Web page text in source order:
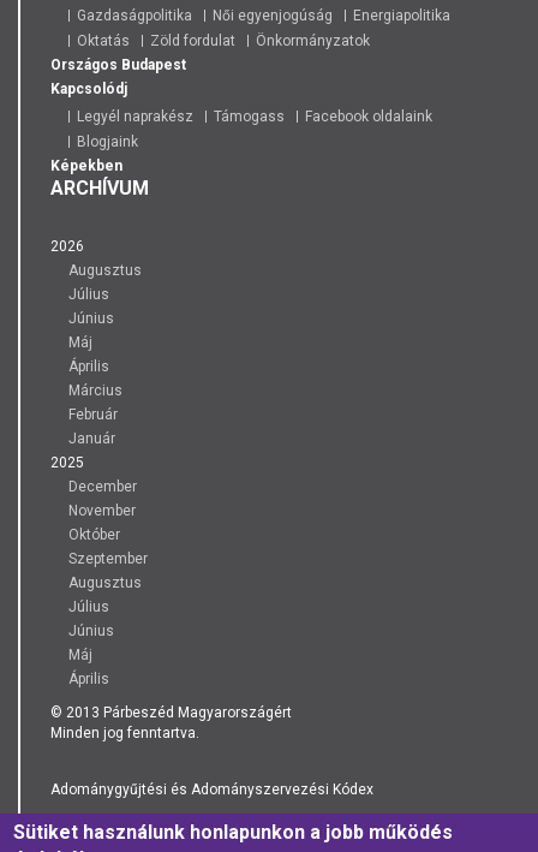
Gazdaságpolitika
Női egyenjogúság
Energiapolitika
Oktatás
Zöld fordulat
Önkormányzatok
Országos Budapest
Kapcsolódj
Legyél naprakész
Támogass
Facebook oldalaink
Blogjaink
Képekben
ARCHÍVUM
2026
Augusztus
Július
Június
Máj
Április
Március
Február
Január
2025
December
November
Október
Szeptember
Augusztus
Július
Június
Máj
Április
© 2013 Párbeszéd Magyarországért
Minden jog fenntartva.
Adománygyűjtési és Adományszervezési Kódex
Sütiket használunk honlapunkon a jobb működés